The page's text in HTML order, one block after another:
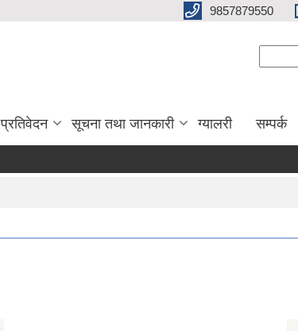
9857879550
प्रतिवेदन सूचना तथा जानकारी ग्यालरी सम्पर्क